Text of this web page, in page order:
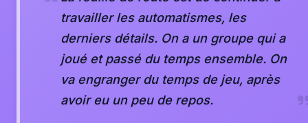
travailler les automatismes, les
derniers détails. On a un groupe qui a
joué et passé du temps ensemble. On
va engranger du temps de jeu, après
avoir eu un peu de repos.